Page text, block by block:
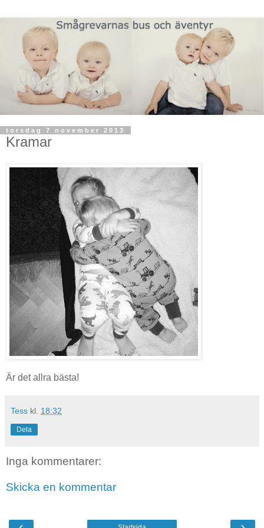
torsdag 7 november 2013
Kramar
Är det allra bästa!
Tess kl. 18:32
Dela
Inga kommentarer:
Skicka en kommentar